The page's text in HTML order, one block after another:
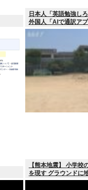
日本人「英語勉強し
外国人「AIで通訳ア
【熊本地震】 小学
を現す グラウンドに